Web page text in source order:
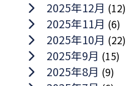
2025年12月 (12)
2025年11月 (6)
2025年10月 (22)
2025年9月 (15)
2025年8月 (9)